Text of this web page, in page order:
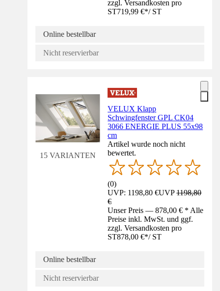
zzgl. Versandkosten pro
ST719,99 €*/ ST
Online bestellbar
Nicht reservierbar
15 VARIANTEN
VELUX Klapp
Schwingfenster GPL CK04
3066 ENERGIE PLUS 55x98
cm
Artikel wurde noch nicht
bewertet.
(0)
UVP: 1198,80 €UVP1198,80
€
Unser Preis — 878,00 € * Alle
Preise inkl. MwSt. und ggf.
zzgl. Versandkosten pro
ST878,00 €*/ ST
Online bestellbar
Nicht reservierbar